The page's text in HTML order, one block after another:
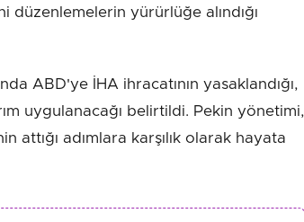
düzenlemelerin yürürlüğe alındığı
ABD'ye İHA ihracatının yasaklandığı,
uygulanacağı belirtildi. Pekin yönetimi,
attığı adımlara karşılık olarak hayata